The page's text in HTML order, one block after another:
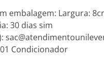
embalagem: Largura:
30 dias sim
Condicionador